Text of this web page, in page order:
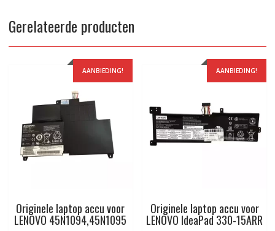
Gerelateerde producten
AANBIEDING!
Originele laptop accu voor
LENOVO 45N1094,45N1095
AANBIEDING!
Originele laptop accu voor
LENOVO IdeaPad 330-15ARR